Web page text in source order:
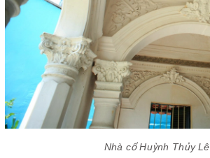
Nhà cổ Huỳnh Thủy Lê